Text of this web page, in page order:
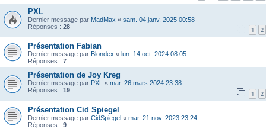
PXL
Dernier message par MadMax « sam. 04 janv. 2025 00:58
Réponses : 28 1 2
Présentation Fabian
Dernier message par Blondex « lun. 14 oct. 2024 08:05
Réponses : 7
Présentation de Joy Kreg
Dernier message par PXL « mar. 26 mars 2024 23:38
Réponses : 19 1 2
Présentation Cid Spiegel
Dernier message par CidSpiegel « mar. 21 nov. 2023 23:24
Réponses : 9